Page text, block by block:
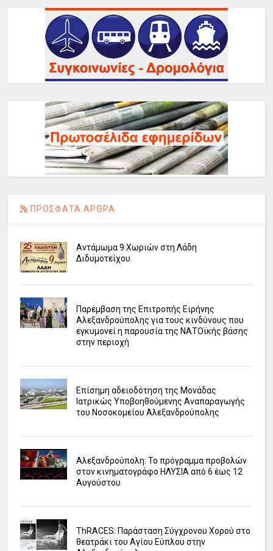
ΠΡΟΣΦΑΤΑ ΑΡΘΡΑ
Αντάμωμα 9 Χωριών στη Λάδη
Διδυμοτείχου
Παρέμβαση της Επιτροπής Ειρήνης
Αλεξανδρούπολης για τους κινδύνους που
εγκυμονεί η παρουσία της ΝΑΤΟϊκής βάσης
στην περιοχή
Επίσημη αδειοδότηση της Μονάδας
Ιατρικώς Υποβοηθούμενης Αναπαραγωγής
του Νοσοκομείου Αλεξανδρούπολης
Αλεξανδρούπολη: Το πρόγραμμα προβολών
στον κινηματογράφο ΗΛΥΣΙΑ από 6 έως 12
Αυγούστου
ΤhRACES: Παράσταση Σύγχρονου Χορού στο
θεατράκι του Αγίου Εύπλου στην